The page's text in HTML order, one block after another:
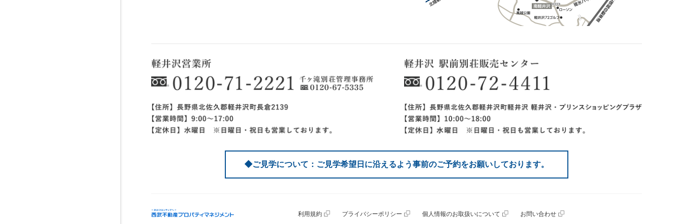
◆ご見学について：ご見学希望日に沿えるよう事前のご予約をお願いしております。
利用規約 プライバシーポリシー 個人情報のお取扱いについて お問い合わせ